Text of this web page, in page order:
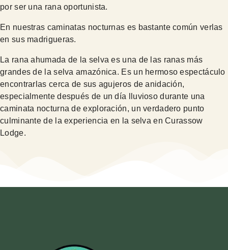
por ser una rana oportunista.
En nuestras caminatas nocturnas es bastante común verlas
en sus madrigueras.
La rana ahumada de la selva es una de las ranas más
grandes de la selva amazónica. Es un hermoso espectáculo
encontrarlas cerca de sus agujeros de anidación,
especialmente después de un día lluvioso durante una
caminata nocturna de exploración, un verdadero punto
culminante de la experiencia en la selva en Curassow
Lodge.